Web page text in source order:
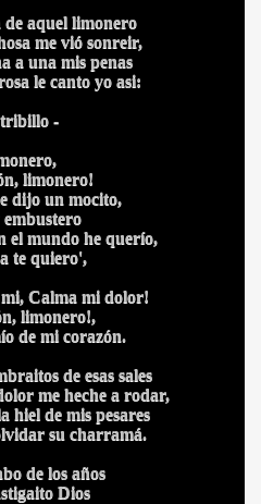
de aquel limonero
me vió sonreir,
a una mis penas
le canto yo asi:
-
limonero!
dijo un mocito,
embustero
el mundo he querío,
te quiero',
mi, Calma mi dolor!
limonero!,
de mi corazón.
de esas sales
me heche a rodar,
hiel de mis pesares
su charramá.
de los años
Dios